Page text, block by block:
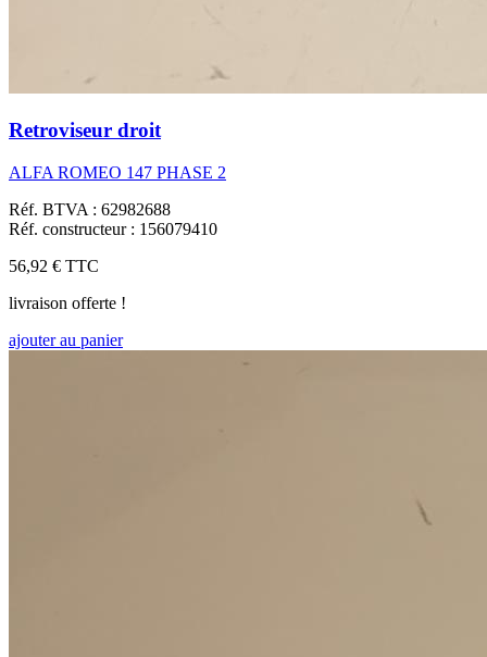
Retroviseur droit
ALFA ROMEO 147 PHASE 2
Réf. BTVA : 62982688
Réf. constructeur : 156079410
56,92 € TTC
livraison offerte !
ajouter au panier